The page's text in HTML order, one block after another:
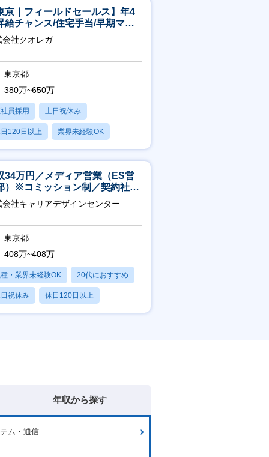
京｜フィールドセールス】年4
給チャンス/住宅手当/早期マネ
ント機会あり！
会社クオレガ
東京都
380万~650万
員採用 土日祝休み
120日以上 業界未経験OK
・育休あり
34万円／メディア営業（ES営
）※コミッション制／契約社員
目以降無期化
会社キャリアデザインセンター
東京都
408万~408万
・業界未経験OK 20代におすすめ
祝休み 休日120日以上
・育休あり
年収から探す
ム・通信